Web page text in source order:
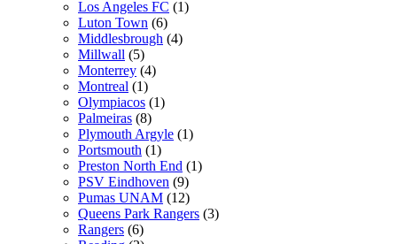
Los Angeles FC (1)
Luton Town (6)
Middlesbrough (4)
Millwall (5)
Monterrey (4)
Montreal (1)
Olympiacos (1)
Palmeiras (8)
Plymouth Argyle (1)
Portsmouth (1)
Preston North End (1)
PSV Eindhoven (9)
Pumas UNAM (12)
Queens Park Rangers (3)
Rangers (6)